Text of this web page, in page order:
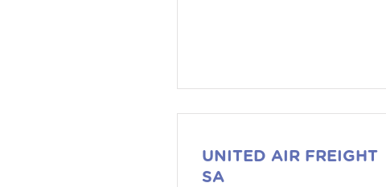
UNITED AIR FREIGHT
SA